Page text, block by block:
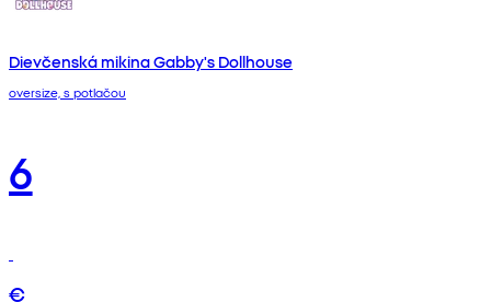
Dievčenská mikina Gabby's Dollhouse
oversize, s potlačou
6
€